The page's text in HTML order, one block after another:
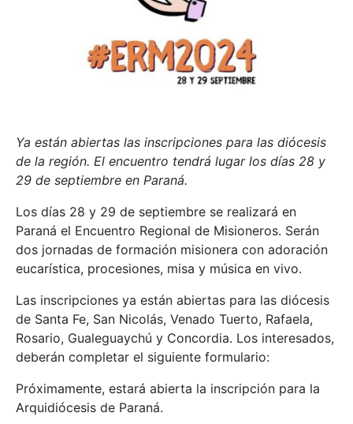
Ya están abiertas las inscripciones para las diócesis
de la región. El encuentro tendrá lugar los días 28 y
29 de septiembre en Paraná.
Los días 28 y 29 de septiembre se realizará en
Paraná el Encuentro Regional de Misioneros. Serán
dos jornadas de formación misionera con adoración
eucarística, procesiones, misa y música en vivo.
Las inscripciones ya están abiertas para las diócesis
de Santa Fe, San Nicolás, Venado Tuerto, Rafaela,
Rosario, Gualeguaychú y Concordia. Los interesados,
deberán completar el siguiente formulario:
Próximamente, estará abierta la inscripción para la
Arquidiócesis de Paraná.